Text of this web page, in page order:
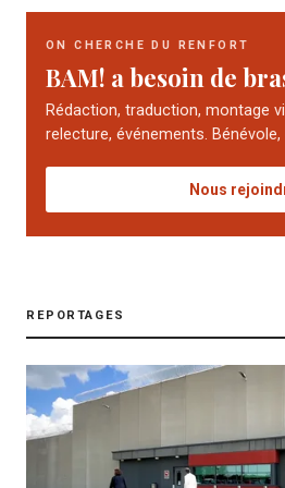
ON CHERCHE DU RENFORT
BAM! a besoin de
Rédaction, traduction, montage
relecture, événements.
Nous
REPORTAGES